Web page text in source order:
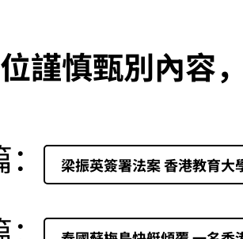
謹慎甄別內容
梁振英簽署法案 香港教育大